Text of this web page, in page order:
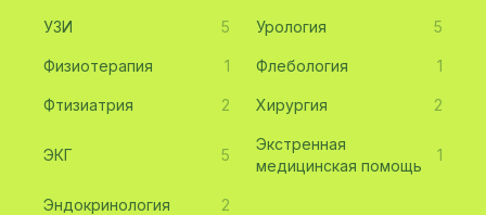
УЗИ 5 Урология 5
Физиотерапия 1 Флебология 1
Фтизиатрия 2 Хирургия 2
ЭКГ 5
Экстренная
медицинская помощь
1
Эндокринология 2